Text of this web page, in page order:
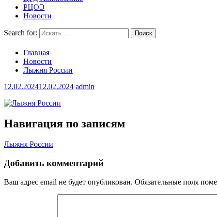
РЦОЭ
Новости
Search for:
Главная
Новости
Лыжня России
12.02.202412.02.2024 admin
Навигация по записям
Лыжня России
Добавить комментарий
Ваш адрес email не будет опубликован. Обязательные поля